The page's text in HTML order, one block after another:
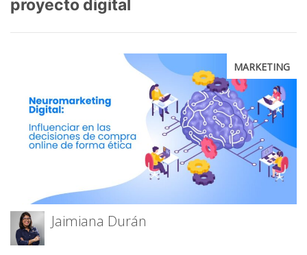
proyecto digital
MARKETING
Jaimiana Durán